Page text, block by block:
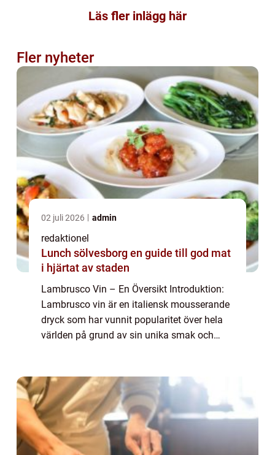
Läs fler inlägg här
Fler nyheter
02 juli 2026 admin
redaktionel
Lunch sölvesborg en guide till god mat
i hjärtat av staden
Lambrusco Vin – En Översikt Introduktion:
Lambrusco vin är en italiensk mousserande
dryck som har vunnit popularitet över hela
världen på grund av sin unika smak och